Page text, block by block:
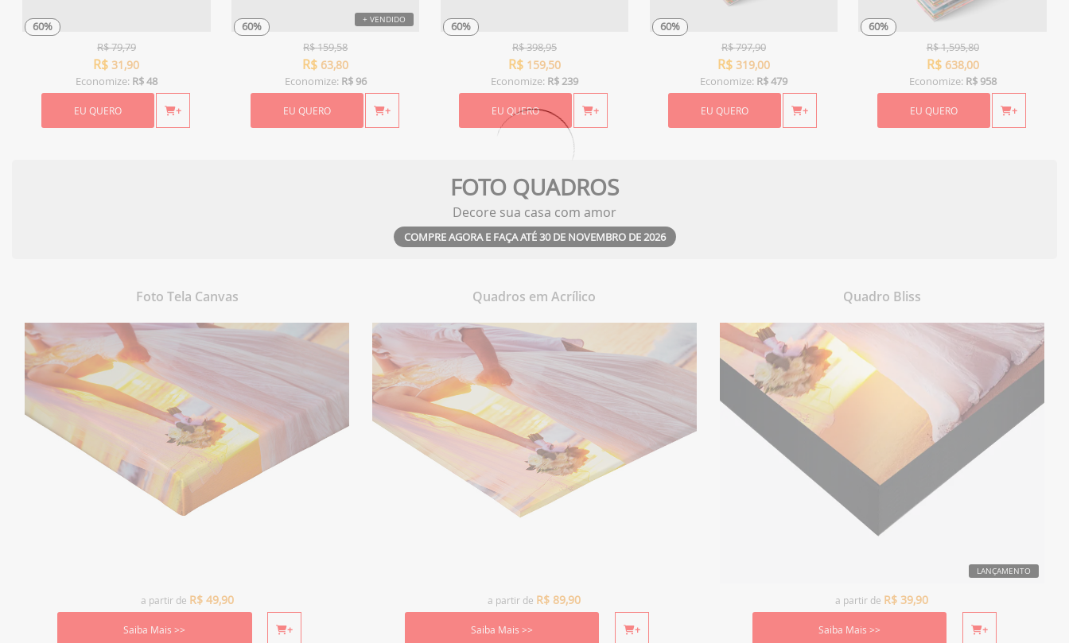
60%
R$79,79
R$31,90
Economize: R$ 48
EU QUERO +
60%
+ VENDIDO
R$159,58
R$ 63,80
Economize: R$ 96
EU QUERO +
60%
R$398,95
R$ 159,50
Economize: R$ 239
EU QUERO +
60%
R$797,90
R$ 319,00
Economize: R$ 479
EU QUERO +
60%
R$1,595,80
R$ 638,00
Economize: R$ 958
EU QUERO +
FOTO QUADROS
Decore sua casa com amor
COMPRE AGORA E FAÇA ATÉ 30 DE NOVEMBRO DE 2026
Foto Tela Canvas
a partir de R$ 49,90
Saiba Mais >> +
Quadros em Acrílico
a partir de R$ 89,90
Saiba Mais >> +
Quadro Bliss
LANÇAMENTO
a partir de R$39,90
Saiba Mais >> +
Obrigado por se cadastrar na
Aproveite e receba as novidades e ofertas exclusivas da
?